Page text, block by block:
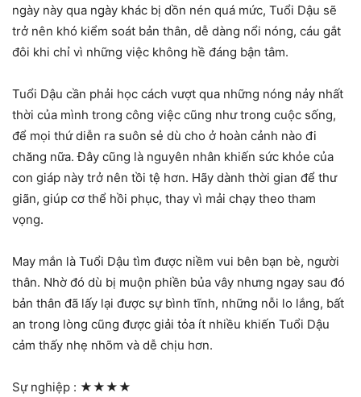
ngày này qua ngày khác bị dồn nén quá mức, Tuổi Dậu sẽ
trở nên khó kiểm soát bản thân, dễ dàng nổi nóng, cáu gắt
đôi khi chỉ vì những việc không hề đáng bận tâm.
Tuổi Dậu cần phải học cách vượt qua những nóng nảy nhất
thời của mình trong công việc cũng như trong cuộc sống,
để mọi thứ diễn ra suôn sẻ dù cho ở hoàn cảnh nào đi
chăng nữa. Đây cũng là nguyên nhân khiến sức khỏe của
con giáp này trở nên tồi tệ hơn. Hãy dành thời gian để thư
giãn, giúp cơ thể hồi phục, thay vì mải chạy theo tham
vọng.
May mắn là Tuổi Dậu tìm được niềm vui bên bạn bè, người
thân. Nhờ đó dù bị muộn phiền bủa vây nhưng ngay sau đó
bản thân đã lấy lại được sự bình tĩnh, những nỗi lo lắng, bất
an trong lòng cũng được giải tỏa ít nhiều khiến Tuổi Dậu
cảm thấy nhẹ nhõm và dễ chịu hơn.
Sự nghiệp : ★★★★